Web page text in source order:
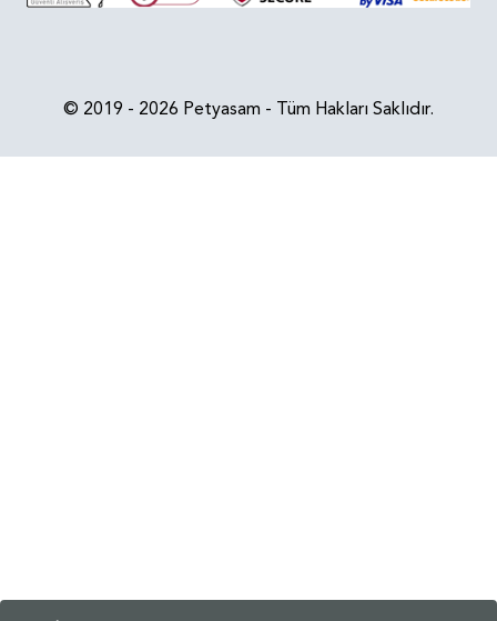
© 2019 - 2026 Petyasam - Tüm Hakları Saklıdır.